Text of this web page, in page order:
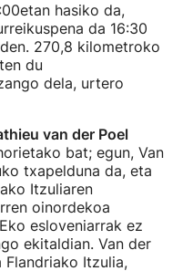
hasiko da,
da 16:30
270,8 kilometroko
du
dela, urtero
van der Poel
bat; egun, Van
txapelduna da, eta
Itzuliaren
oinordekoa
esloveniarrak ez
ekitaldian. Van der
Itzulia,